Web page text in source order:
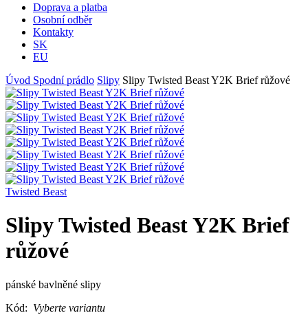
Doprava a platba
Osobní odběr
Kontakty
SK
EU
Úvod Spodní prádlo Slipy Slipy Twisted Beast Y2K Brief růžové
Twisted Beast
Slipy Twisted Beast Y2K Brief
růžové
pánské bavlněné slipy
Kód: Vyberte variantu